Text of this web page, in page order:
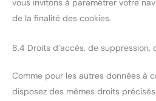
vous invitons à paramétrer votre
de la finalité des cookies.
8.4 Droits d’accès, de suppression,
Comme pour les autres données à
disposez des mêmes droits